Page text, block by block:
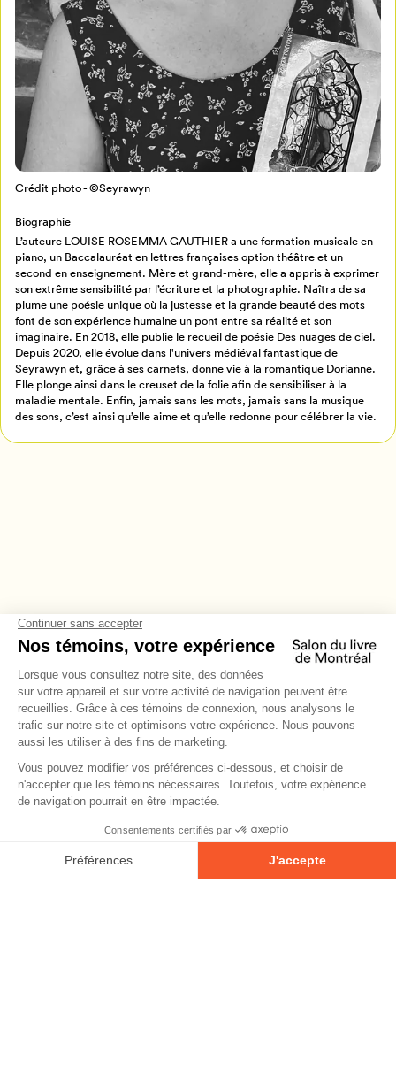
Mon Salon
Programmation
Billetterie
Retour à l’accueil
Crédit photo - ©Seyrawyn
Biographie
L’auteure LOUISE ROSEMMA GAUTHIER a une formation musicale en
piano, un Baccalauréat en lettres françaises option théâtre et un
second en enseignement. Mère et grand-mère, elle a appris à exprimer
son extrême sensibilité par l’écriture et la photographie. Naîtra de sa
plume une poésie unique où la justesse et la grande beauté des mots
font de son expérience humaine un pont entre sa réalité et son
imaginaire. En 2018, elle publie le recueil de poésie Des nuages de ciel.
Depuis 2020, elle évolue dans l'univers médiéval fantastique de
Seyrawyn et, grâce à ses carnets, donne vie à la romantique Dorianne.
Elle plonge ainsi dans le creuset de la folie afin de sensibiliser à la
maladie mentale. Enfin, jamais sans les mots, jamais sans la musique
des sons, c’est ainsi qu’elle aime et qu’elle redonne pour célébrer la vie.
Pour enregistrer vos favoris,
connectez-vous ou créez votre profil
Mon Salon
Créer un profil
Annuler